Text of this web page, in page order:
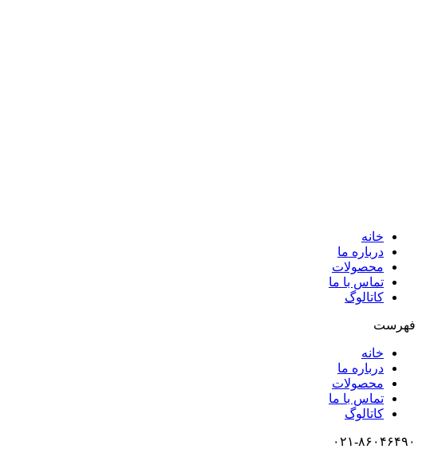
خانه
درباره ما
محصولات
تماس با ما
کاتالوگ
فهرست
خانه
درباره ما
محصولات
تماس با ما
کاتالوگ
۰۲۱-۸۶۰۴۶۴۹۰